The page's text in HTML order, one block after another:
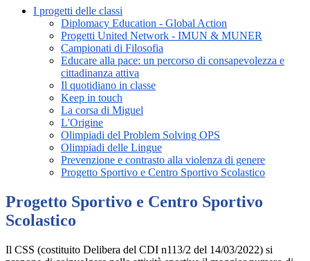
I progetti delle classi
Diplomacy Education - Global Action
Progetti United Network - IMUN & MUNER
Campionati di Filosofia
Educare alla pace: un percorso di consapevolezza e
cittadinanza attiva
Il quotidiano in classe
Keep in touch
La corsa di Miguel
L'Origine
Olimpiadi del Problem Solving OPS
Olimpiadi delle Lingue
Prevenzione e contrasto alla violenza di genere
Progetto Sportivo e Centro Sportivo Scolastico
Progetto Sportivo e Centro Sportivo
Scolastico
Il CSS (costituito Delibera del CDI n113/2 del 14/03/2022) si